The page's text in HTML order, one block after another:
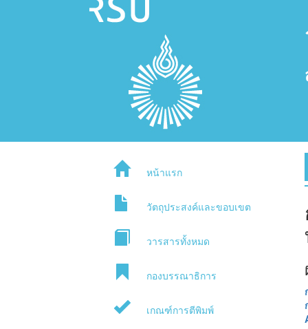
หน้าแรก
วัตถุประสงค์และขอบเขต
วารสารทั้งหมด
กองบรรณาธิการ
เกณฑ์การตีพิมพ์